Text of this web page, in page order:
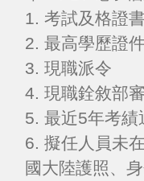
1. 考試及格證書
2. 最高學歷證
3. 現職派令
4. 現職銓敘部
5. 最近5年考績
6. 擬任人員未
國大陸護照、